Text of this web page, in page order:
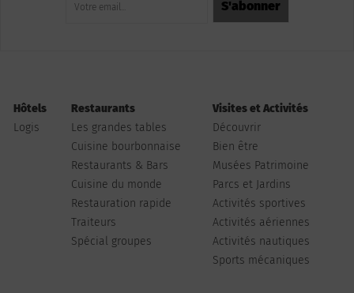
Hôtels
Logis
Restaurants
Les grandes tables
Cuisine bourbonnaise
Restaurants & Bars
Cuisine du monde
Restauration rapide
Traiteurs
Spécial groupes
Visites et Activités
Découvrir
Bien être
Musées Patrimoine
Parcs et Jardins
Activités sportives
Activités aériennes
Activités nautiques
Sports mécaniques